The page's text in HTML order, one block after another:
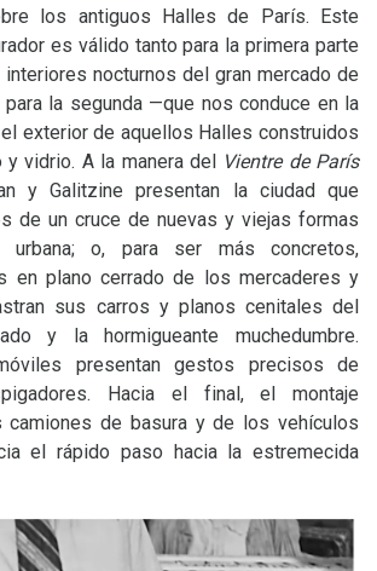
los antiguos Halles de París. Este
es válido tanto para la primera parte
nocturnos del gran mercado de
la segunda —que nos conduce en la
el exterior de aquellos Halles construidos
y vidrio. A la manera del Vientre de París
y Galitzine presentan la ciudad que
de un cruce de nuevas y viejas formas
urbana; o, para ser más concretos,
en plano cerrado de los mercaderes y
sus carros y planos cenitales del
y la hormigueante muchedumbre.
presentan gestos precisos de
Hacia el final, el montaje
camiones de basura y de los vehículos
el rápido paso hacia la estremecida